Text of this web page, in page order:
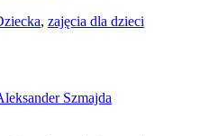
, zajęcia dla dzieci
Szmajda